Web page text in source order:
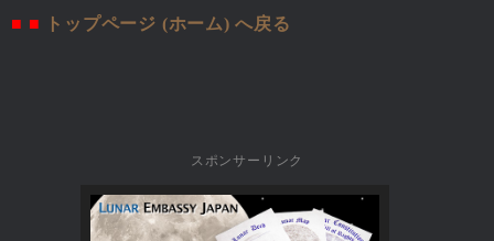
■ ■ トップページ (ホーム) へ戻る
スポンサーリンク